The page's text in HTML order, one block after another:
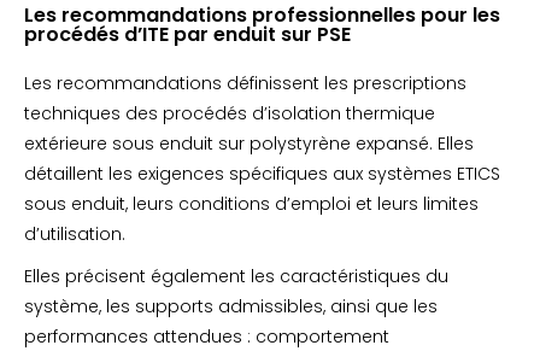
Les recommandations professionnelles pour les
procédés d’ITE par enduit sur PSE
Les recommandations définissent les prescriptions
techniques des procédés d’isolation thermique
extérieure sous enduit sur polystyrène expansé. Elles
détaillent les exigences spécifiques aux systèmes ETICS
sous enduit, leurs conditions d’emploi et leurs limites
d’utilisation.
Elles précisent également les caractéristiques du
système, les supports admissibles, ainsi que les
performances attendues : comportement